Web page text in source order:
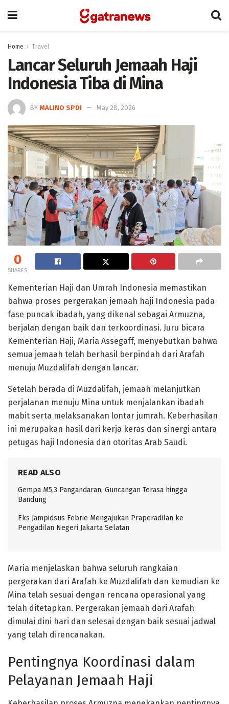
Home Travel
Lancar Seluruh Jemaah Haji
Indonesia Tiba di Mina
BY MALINO SPDI May 28, 2026
0
SHARES
Kementerian Haji dan Umrah Indonesia memastikan
bahwa proses pergerakan jemaah haji Indonesia pada
fase puncak ibadah, yang dikenal sebagai Armuzna,
berjalan dengan baik dan terkoordinasi. Juru bicara
Kementerian Haji, Maria Assegaff, menyebutkan bahwa
semua jemaah telah berhasil berpindah dari Arafah
menuju Muzdalifah dengan lancar.
Setelah berada di Muzdalifah, jemaah melanjutkan
perjalanan menuju Mina untuk menjalankan ibadah
mabit serta melaksanakan lontar jumrah. Keberhasilan
ini merupakan hasil dari kerja keras dan sinergi antara
petugas haji Indonesia dan otoritas Arab Saudi.
READ ALSO
Gempa M5,3 Pangandaran, Guncangan Terasa hingga
Bandung
Eks Jampidsus Febrie Mengajukan Praperadilan ke
Pengadilan Negeri Jakarta Selatan
Maria menjelaskan bahwa seluruh rangkaian
pergerakan dari Arafah ke Muzdalifah dan kemudian ke
Mina telah sesuai dengan rencana operasional yang
telah ditetapkan. Pergerakan jemaah dari Arafah
dimulai dini hari dan selesai dengan baik sesuai jadwal
yang telah direncanakan.
Pentingnya Koordinasi dalam
Pelayanan Jemaah Haji